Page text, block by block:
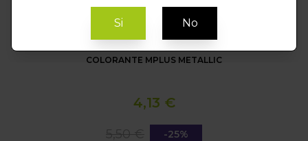
COLORANTE MPLUS METALLIC
4,13 €
-25%
Si No